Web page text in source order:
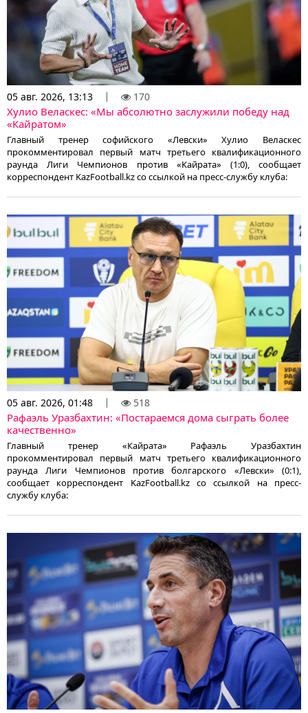
05 авг. 2026, 13:13 170
Хулио Веласкес: «Мы абсолютно заслужили победу над
«Кайратом»
Главный тренер софийского «Левски» Хулио Веласкес
прокомментировал первый матч третьего квалификационного
раунда Лиги Чемпионов против «Кайрата» (1:0), сообщает
корреспондент KazFootball.kz со ссылкой на пресс-службу клуба:
05 авг. 2026, 01:48 518
Рафаэль Уразбахтин: «Постараемся дома сыграть более
качественно»
Главный тренер «Кайрата» Рафаэль Уразбахтин
прокомментировал первый матч третьего квалификационного
раунда Лиги Чемпионов против болгарского «Левски» (0:1),
сообщает корреспондент KazFootball.kz со ссылкой на пресс-
службу клуба: